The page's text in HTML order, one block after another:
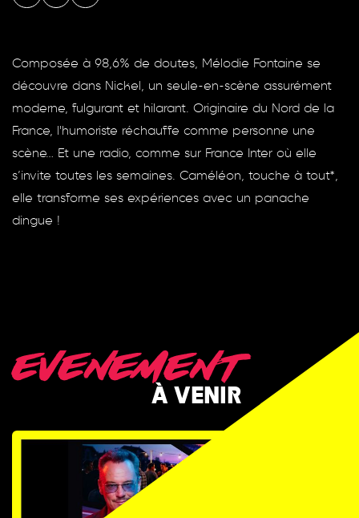
Composée à 98,6% de doutes, Mélodie Fontaine se
découvre dans Nickel, un seule-en-scène assurément
moderne, fulgurant et hilarant. Originaire du Nord de la
France, l'humoriste réchauffe comme personne une
scène… Et une radio, comme sur France Inter où elle
s’invite toutes les semaines. Caméléon, touche à tout*,
elle transforme ses expériences avec un panache
dingue !
EVENEMENT
À VENIR